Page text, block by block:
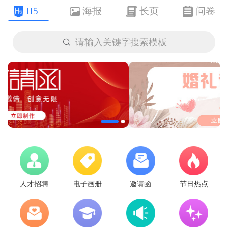
H5 海报 长页 问卷
 请输入关键字搜索模板
人才招聘 电子画册 邀请函 节日热点